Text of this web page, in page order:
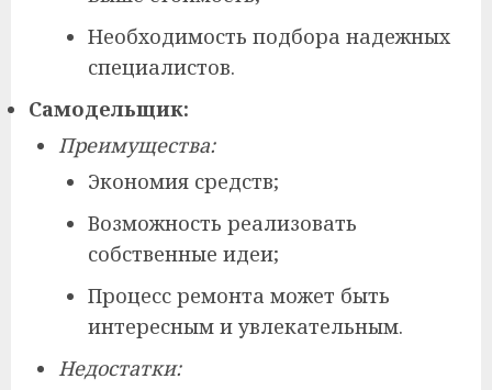
Необходимость подбора надежных
специалистов.
Самодельщик:
Преимущества:
Экономия средств;
Возможность реализовать
собственные идеи;
Процесс ремонта может быть
интересным и увлекательным.
Недостатки: